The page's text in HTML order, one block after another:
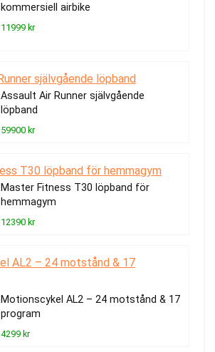
kommersiell airbike
11999 kr
Assault Air Runner självgående
löpband
59900 kr
Master Fitness T30 löpband för
hemmagym
12390 kr
Motionscykel AL2 – 24 motstånd & 17
program
4299 kr